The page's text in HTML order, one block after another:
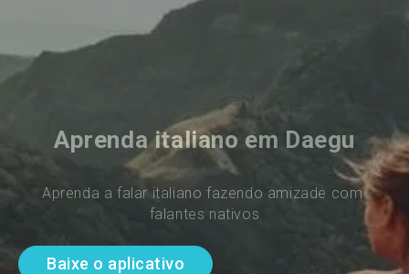
Aprenda italiano em Daegu
Aprenda a falar italiano fazendo amizade com
falantes nativos
Baixe o aplicativo